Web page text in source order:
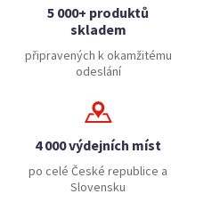
5 000+ produktů
skladem
připravených k okamžitému
odeslání
4 000 výdejních míst
po celé České republice a
Slovensku